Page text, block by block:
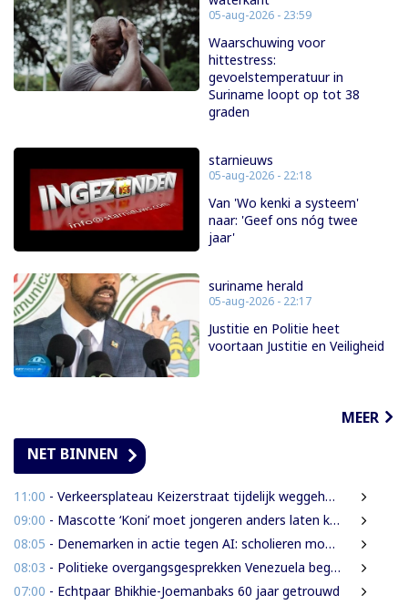
05-aug-2026 - 23:59
Waarschuwing voor
hittestress:
gevoelstemperatuur in
Suriname loopt op tot 38
graden
starnieuws
05-aug-2026 - 22:18
Van 'Wo kenki a systeem'
naar: 'Geef ons nóg twee
jaar'
suriname herald
05-aug-2026 - 22:17
Justitie en Politie heet
voortaan Justitie en Veiligheid
MEER
NET BINNEN
11:00 - Verkeersplateau Keizerstraat tijdelijk weggehaald vanwege chaos rond Domineestraat
09:00 - Mascotte ‘Koni’ moet jongeren anders laten kijken naar Surinaamse houtsector
08:05 - Denemarken in actie tegen AI: scholieren moeten extra mondelinge examens doen
08:03 - Politieke overgangsgesprekken Venezuela beginnen zonder Machado
07:00 - Echtpaar Bhikhie-Joemanbaks 60 jaar getrouwd